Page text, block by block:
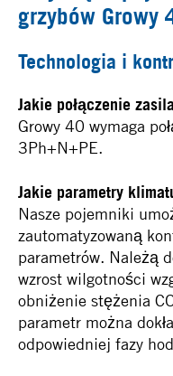
grzybów Growy
Technologia i
Jakie połączenie
Growy 40 wymaga
3Ph+N+PE.
Jakie parametry
Nasze pojemniki
zautomatyzowaną
parametrów. Należą
wzrost wilgotności
obniżenie stężenia
parametr można
odpowiedniej fazy